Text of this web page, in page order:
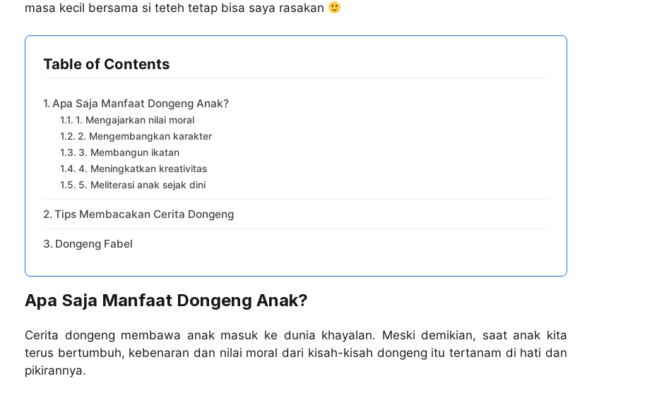
masa kecil bersama si teteh tetap bisa saya rasakan
Table of Contents
Apa Saja Manfaat Dongeng Anak?
1. Mengajarkan nilai moral
2. Mengembangkan karakter
3. Membangun ikatan
4. Meningkatkan kreativitas
5. Meliterasi anak sejak dini
Tips Membacakan Cerita Dongeng
Dongeng Fabel
Apa Saja Manfaat Dongeng Anak?
Cerita dongeng membawa anak masuk ke dunia khayalan. Meski demikian, saat anak kita
terus bertumbuh, kebenaran dan nilai moral dari kisah-kisah dongeng itu tertanam di hati dan
pikirannya.